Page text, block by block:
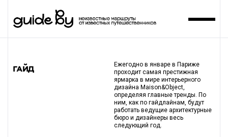
ГАЙД
Ежегодно в январе в Париже
проходит самая престижная
ярмарка в мире интерьерного
дизайна Maison&Object,
определяя главные тренды. По
ним, как по гайдлайнам, будут
работать ведущие архитектурные
бюро и дизайнеры весь
следующий год.